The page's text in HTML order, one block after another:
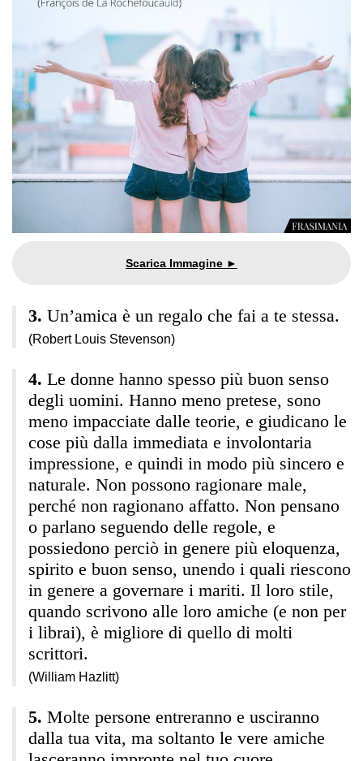
Un’amica è un regalo che fai a te stessa.
(Robert Louis Stevenson)
Le donne hanno spesso più buon senso
degli uomini. Hanno meno pretese, sono
meno impacciate dalle teorie, e giudicano le
cose più dalla immediata e involontaria
impressione, e quindi in modo più sincero e
naturale. Non possono ragionare male,
perché non ragionano affatto. Non pensano
o parlano seguendo delle regole, e
possiedono perciò in genere più eloquenza,
spirito e buon senso, unendo i quali riescono
in genere a governare i mariti. Il loro stile,
quando scrivono alle loro amiche (e non per
i librai), è migliore di quello di molti
scrittori.
(William Hazlitt)
Molte persone entreranno e usciranno
dalla tua vita, ma soltanto le vere amiche